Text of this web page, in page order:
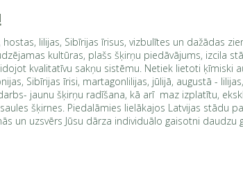
lilijas, Sibīrijas īrisus, vizbulītes un dažādas
kultūras, plašs šķirņu piedāvājums, izcila
kvalitatīvu sakņu sistēmu. Netiek lietoti
Sibīrijas īrisi, martagonlilijas, jūlijā, augustā -
jaunu šķirņu radīšana, kā arī maz izplatītu,
šķirnes. Piedalāmies lielākajos Latvijas stādu
un uzsvērs Jūsu dārza individuālo gaisotni daudzu